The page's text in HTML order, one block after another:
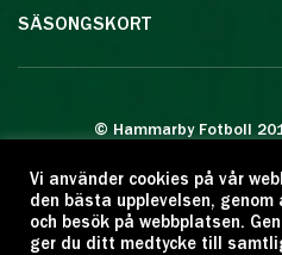
SÄSONGSKORT
© Hammarby Fotboll
Eftertryck eller annan
Citera oss gärna
Vi använder cookies på vår
den bästa upplevelsen,
och besök på webbplatsen.
ger du ditt medtycke till